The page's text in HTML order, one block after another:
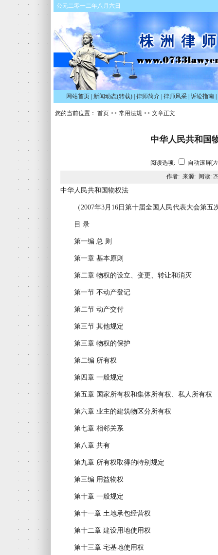
公元二零一二年八月六日
网站首页 新闻动态(转载) 律师简介 律师风采 诉讼指南
您的当前位置： 首页 >> 常用法规 >> 文章正文
中华人民共和国
阅读选项:
自动滚屏[
作者: 来源: 阅读:
中华人民共和国物权法
（2007年3月16日第十届全国人民代表大会第五
目 录
第一编 总 则
第一章 基本原则
第二章 物权的设立、变更、转让和消灭
第一节 不动产登记
第二节 动产交付
第三节 其他规定
第三章 物权的保护
第二编 所有权
第四章 一般规定
第五章 国家所有权和集体所有权、私人所有权
第六章 业主的建筑物区分所有权
第七章 相邻关系
第八章 共有
第九章 所有权取得的特别规定
第三编 用益物权
第十章 一般规定
第十一章 土地承包经营权
第十二章 建设用地使用权
第十三章 宅基地使用权